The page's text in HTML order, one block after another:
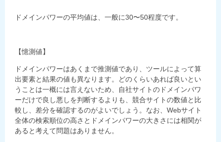
ドメインパワーの平均値は、一般に30〜50程度です。
【憶測値】
ドメインパワーはあくまで推測値であり、ツールによって算
出要素と結果の値も異なります。どのくらいあれば良いとい
うことは一概には言えないため、自社サイトのドメインパワ
ーだけで良し悪しを判断するよりも、競合サイトの数値と比
較し、差分を確認するのがよいでしょう。なお、Webサイト
全体の検索順位の高さとドメインパワーの大きさには相関が
あると考えて問題はありません。